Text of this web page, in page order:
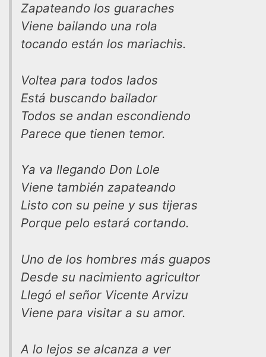
Zapateando los guaraches
Viene bailando una rola
tocando están los mariachis.
Voltea para todos lados
Está buscando bailador
Todos se andan escondiendo
Parece que tienen temor.
Ya va llegando Don Lole
Viene también zapateando
Listo con su peine y sus tijeras
Porque pelo estará cortando.
Uno de los hombres más guapos
Desde su nacimiento agricultor
Llegó el señor Vicente Arvizu
Viene para visitar a su amor.
A lo lejos se alcanza a ver